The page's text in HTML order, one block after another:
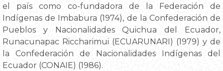
el país como co-fundadora de la Federación de
Indígenas de Imbabura (1974), de la Confederación de
Pueblos y Nacionalidades Quichua del Ecuador,
Runacunapac Riccharimui (ECUARUNARI) (1979) y de
la Confederación de Nacionalidades Indígenas del
Ecuador (CONAIE) (1986).